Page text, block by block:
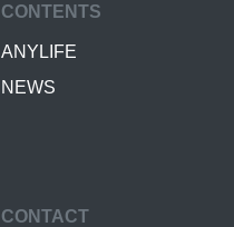
CONTENTS
ANYLIFE
NEWS
CONTACT